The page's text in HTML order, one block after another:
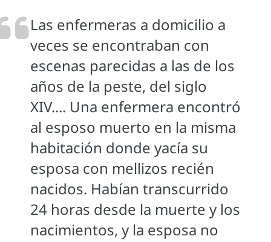
Las enfermeras a domicilio a
veces se encontraban con
escenas parecidas a las de los
años de la peste, del siglo
XIV.... Una enfermera encontró
al esposo muerto en la misma
habitación donde yacía su
esposa con mellizos recién
nacidos. Habían transcurrido
24 horas desde la muerte y los
nacimientos, y la esposa no